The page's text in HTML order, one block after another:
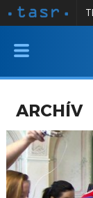
VYSIELANIE
KONTAKT
ARCHÍV
ARCHÍV